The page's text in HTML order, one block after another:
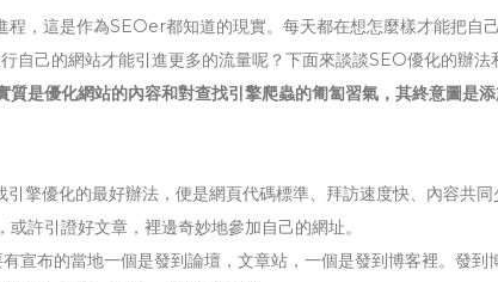
程，這是作為SEOer都知道的現實。每天都在想怎麼樣才能把自
自己的網站才能引進更多的流量呢？下面來談談SEO優化的辦法
質是優化網站的內容和對查找引擎爬蟲的匍匐習氣，其終意圖是
引擎優化的最好辦法，便是網頁代碼標準、拜訪速度快、內容共
許引證好文章，裡邊奇妙地參加自己的網址。
宣布的當地一個是發到論壇，文章站，一個是發到博客裡。發到